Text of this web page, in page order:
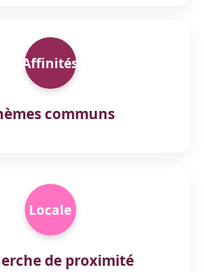
Affinités
communs
Locale
de proximité